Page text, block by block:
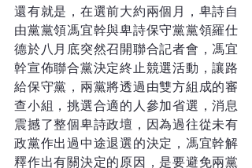
還有就是，在選前大約兩個月，卑詩自
由黨黨領馮宜幹與卑詩保守黨黨領羅仕
德於八月底突然召開聯合記者會，馮宜
幹宣佈聯合黨決定終止競選活動，讓路
給保守黨，兩黨將透過由雙方組成的審
查小組，挑選合適的人參加省選，消息
震撼了整個卑詩政壇，因為過往從未有
政黨作出過中途退選的決定，馮宜幹解
釋作出有關決定的原因，是要避免兩黨